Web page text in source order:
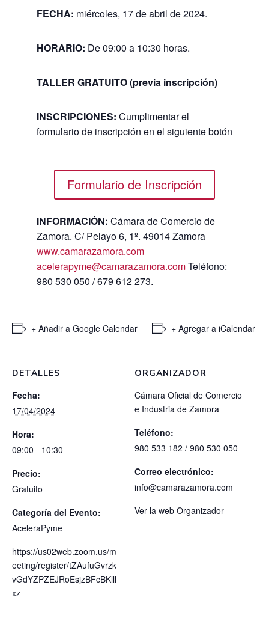
FECHA: miércoles, 17 de abril de 2024.
HORARIO: De 09:00 a 10:30 horas.
TALLER GRATUITO (previa inscripción)
INSCRIPCIONES: Cumplimentar el
formulario de inscripción en el siguiente botón
Formulario de Inscripción
INFORMACIÓN: Cámara de Comercio de
Zamora. C/ Pelayo 6, 1º. 49014 Zamora
www.camarazamora.com
acelerapyme@camarazamora.comTeléfono:
980 530 050 / 679 612 273.
+ Añadir a Google Calendar + Agregar a iCalendar
DETALLES
Fecha:
17/04/2024
Hora:
09:00 - 10:30
Precio:
Gratuito
Categoría del Evento:
AceleraPyme
https://us02web.zoom.us/m
eeting/register/tZAufuGvrzk
vGdYZPZEJRoEsjzBFcBKlll
xz
ORGANIZADOR
Cámara Oficial de Comercio
e Industria de Zamora
Teléfono:
980 533 182 / 980 530 050
Correo electrónico:
info@camarazamora.com
Ver la web Organizador